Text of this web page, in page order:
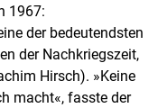
1967:
der bedeutendsten
der Nachkriegszeit,
Hirsch). »Keine
macht«, fasste der